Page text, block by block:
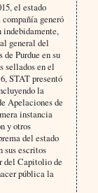
el estado
generó
general del
Purdue en su
sellados en el
STAT presentó
la
Apelaciones de
instancia
y otros
del estado
sus escritos
del Capitolio de
pública la